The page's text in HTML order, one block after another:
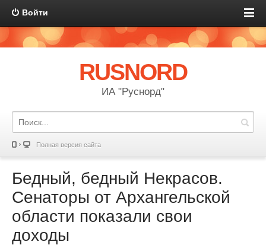
Войти
RUSNORD
ИА "Руснорд"
Полная версия сайта
Бедный, бедный Некрасов.
Сенаторы от Архангельской
области показали свои
доходы